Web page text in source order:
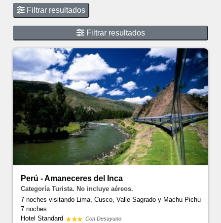
Filtrar resultados
Filtrar resultados
Perú - Amaneceres del Inca
Categoría Turista. No incluye aéreos.
7 noches visitando Lima, Cusco, Valle Sagrado y Machu Pichu
7 noches
Hotel Standard
Con Desayuno